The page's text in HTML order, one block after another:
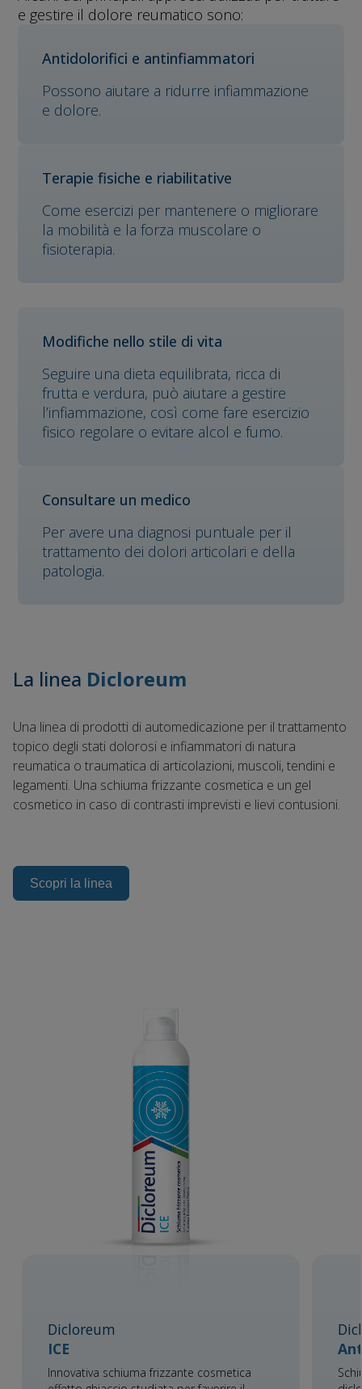
e gestire il dolore reumatico sono:
Antidolorifici e antinfiammatori
Possono aiutare a ridurre infiammazione
e dolore.
Terapie fisiche e riabilitative
Come esercizi per mantenere o migliorare
la mobilità e la forza muscolare o
fisioterapia.
Modifiche nello stile di vita
Seguire una dieta equilibrata, ricca di
frutta e verdura, può aiutare a gestire
l’infiammazione, così come fare esercizio
fisico regolare o evitare alcol e fumo.
Consultare un medico
Per avere una diagnosi puntuale per il
trattamento dei dolori articolari e della
patologia.
La linea Dicloreum
Una linea di prodotti di automedicazione per il trattamento
topico degli stati dolorosi e infiammatori di natura
reumatica o traumatica di articolazioni, muscoli, tendini e
legamenti. Una schiuma frizzante cosmetica e un gel
cosmetico in caso di contrasti imprevisti e lievi contusioni.
Scopri la linea
Dicloreum
ICE
Innovativa schiuma frizzante cosmetica